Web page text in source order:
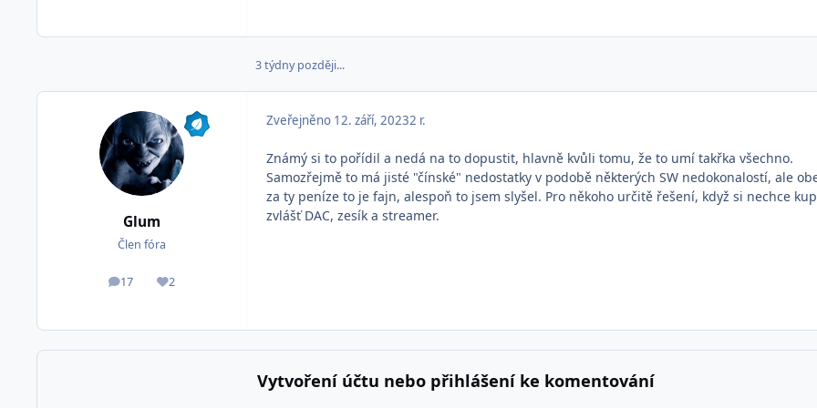
3 týdny později...
Glum
Člen fóra
17
příspěvky2
Reputace
Zveřejněno 12. září, 20232 r.
Známý si to pořídil a nedá na to dopustit, hlavně kvůli tomu, že to umí takřka všechno.
Samozřejmě to má jisté "čínské" nedostatky v podobě některých SW nedokonalostí, ale
za ty peníze to je fajn, alespoň to jsem slyšel. Pro někoho určitě řešení, když si nechce
zvlášť DAC, zesík a streamer.
Vytvoření účtu nebo přihlášení ke komentování